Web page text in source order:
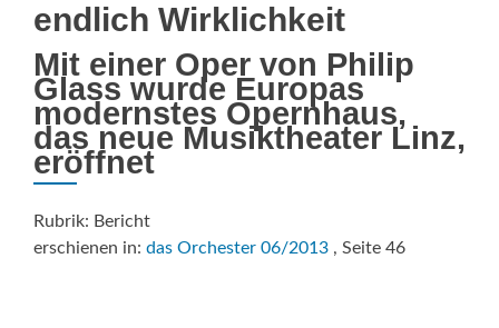
endlich Wirklichkeit
Mit einer Oper von Philip
Glass wurde Europas
modernstes Opernhaus,
das neue Musiktheater Linz,
eröffnet
Rubrik: Bericht
erschienen in: das Orchester 06/2013 , Seite 46